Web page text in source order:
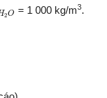
2O
2O= 1 000 kg/m3.